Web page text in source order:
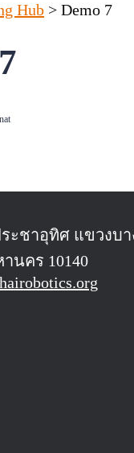
Hub > Demo 7
ะชาอุทิศ แขวงบ
นคร 10140